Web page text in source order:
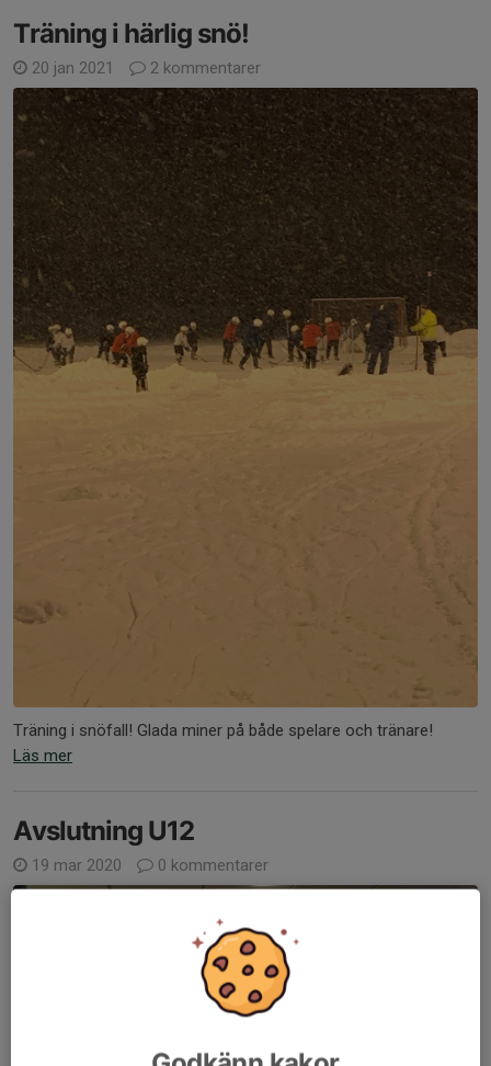
Träning i härlig snö!
20 jan 2021 2 kommentarer
Träning i snöfall! Glada miner på både spelare och tränare!
Läs mer
Avslutning U12
19 mar 2020 0 kommentarer